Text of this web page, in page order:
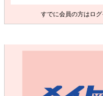
すでに会員の方は ロ